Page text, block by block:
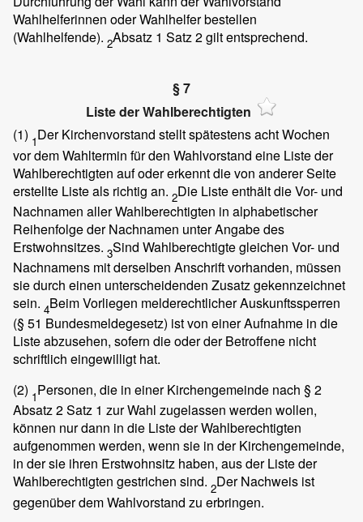
Wahlhelferinnen oder Wahlhelfer bestellen
(Wahlhelfende). 2Absatz 1 Satz 2 gilt entsprechend.
§ 7
Liste der Wahlberechtigten
(1) 1Der Kirchenvorstand stellt spätestens acht Wochen
vor dem Wahltermin für den Wahlvorstand eine Liste der
Wahlberechtigten auf oder erkennt die von anderer Seite
erstellte Liste als richtig an. 2Die Liste enthält die Vor- und
Nachnamen aller Wahlberechtigten in alphabetischer
Reihenfolge der Nachnamen unter Angabe des
Erstwohnsitzes. 3Sind Wahlberechtigte gleichen Vor- und
Nachnamens mit derselben Anschrift vorhanden, müssen
sie durch einen unterscheidenden Zusatz gekennzeichnet
sein. 4Beim Vorliegen melderechtlicher Auskunftssperren
(§ 51 Bundesmeldegesetz) ist von einer Aufnahme in die
Liste abzusehen, sofern die oder der Betroffene nicht
schriftlich eingewilligt hat.
(2) 1Personen, die in einer Kirchengemeinde nach § 2
Absatz 2 Satz 1 zur Wahl zugelassen werden wollen,
können nur dann in die Liste der Wahlberechtigten
aufgenommen werden, wenn sie in der Kirchengemeinde,
in der sie ihren Erstwohnsitz haben, aus der Liste der
Wahlberechtigten gestrichen sind. 2Der Nachweis ist
gegenüber dem Wahlvorstand zu erbringen.